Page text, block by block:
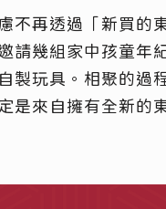
不再透過「新買的
請幾組家中孩童年
製玩具。相聚的過
是來自擁有全新的